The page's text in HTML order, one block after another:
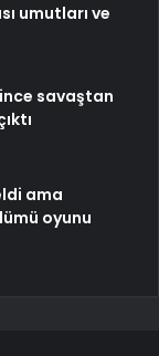
umutları ve
savaştan
ama
oyunu